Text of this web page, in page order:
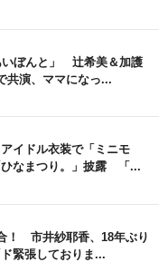
いぼんと」 辻希美＆加護
共演、ママになっ...
イドル衣装で「ミニモ
ひなまつり。」披露 「...
！ 市井紗耶香、18年ぶり
緊張しておりま...